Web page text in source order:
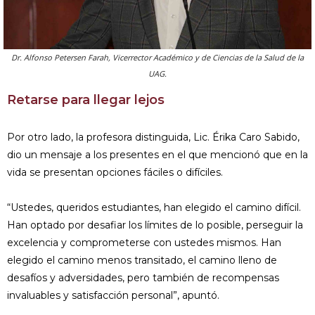
Dr. Alfonso Petersen Farah, Vicerrector Académico y de Ciencias de la Salud de la
UAG.
Retarse para llegar lejos
Por otro lado, la profesora distinguida, Lic. Érika Caro Sabido,
dio un mensaje a los presentes en el que mencionó que en la
vida se presentan opciones fáciles o difíciles.
“Ustedes, queridos estudiantes, han elegido el camino difícil.
Han optado por desafiar los límites de lo posible, perseguir la
excelencia y comprometerse con ustedes mismos. Han
elegido el camino menos transitado, el camino lleno de
desafíos y adversidades, pero también de recompensas
invaluables y satisfacción personal”, apuntó.